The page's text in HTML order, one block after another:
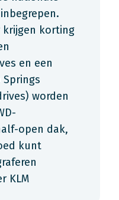
krijgen korting
en een
Springs
worden
open dak,
kunt
KLM